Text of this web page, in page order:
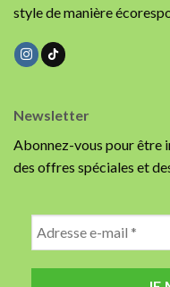
style de manière
Newsletter
Abonnez-vous pour être
des offres spéciales et